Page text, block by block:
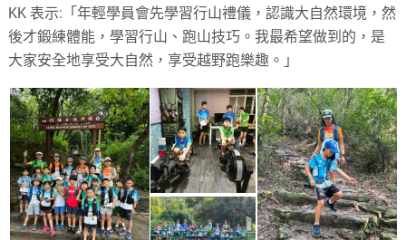
KK 表示:「年輕學員會先學習行山禮儀，認識大自然環境，然
後才鍛練體能，學習行山、跑山技巧。我最希望做到的，是
大家安全地享受大自然，享受越野跑樂趣。」